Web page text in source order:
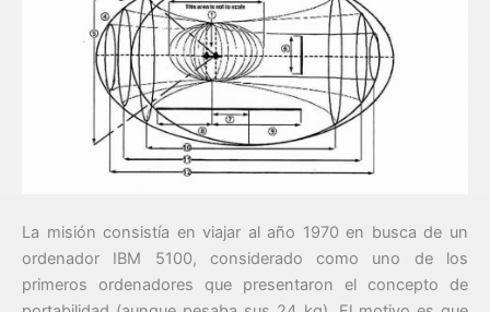
La misión consistía en viajar al año 1970 en busca de un
ordenador IBM 5100, considerado como uno de los
primeros ordenadores que presentaron el concepto de